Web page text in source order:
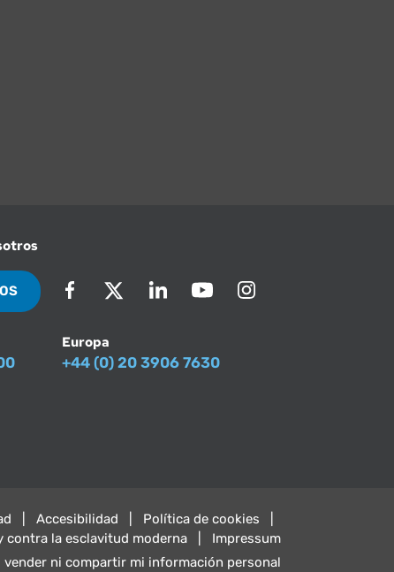
Europa
+44 (0) 20 3906 7630
Accesibilidad
Política de cookies
contra la esclavitud moderna
Impressum
vender ni compartir mi información personal